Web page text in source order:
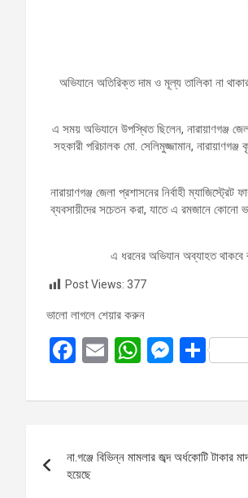
অভিযানে অতিরিক্ত দাম ও মূল্য তালিকা না
এ সময় অভিযানে উপস্থিত ছিলেন, নারায়াণগঞ্জ
সহকারী পরিচালক মো. সেলিমুজ্জামান,
নারায়াণগঞ্জ জেলা প্রশাসনের নির্বাহী
ব্যবসায়ীদের সচেতন করা, যাতে এ রমজানে কোনো
এ ধরনের অভিযান অব্যাহত থাকবে
Post Views: 377
ভালো লাগলে শেয়ার করুন
F
ce
o
o
E
ail
W
at
A
M
se
g
S
ar
navigation
না.গঞ্জে বিভিন্ন মামলার জব্দ অর্ধকোটি টাকার
হয়েছে